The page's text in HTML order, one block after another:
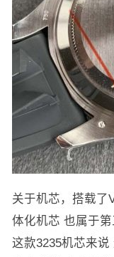
关于机芯，搭载了
体化机芯 也属于第
这款3235机芯来